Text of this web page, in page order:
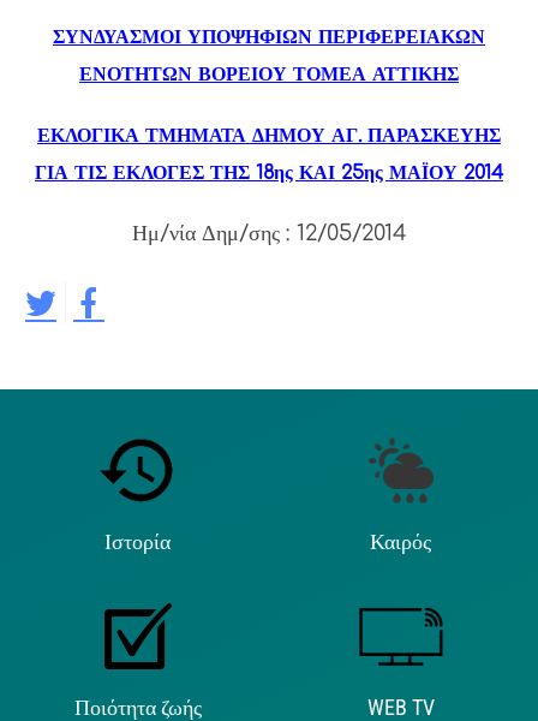
ΣΥΝΔΥΑΣΜΟΙ ΥΠΟΨΗΦΙΩΝ ΠΕΡΙΦΕΡΕΙΑΚΩΝ
ΕΝΟΤΗΤΩΝ ΒΟΡΕΙΟΥ ΤΟΜΕΑ ΑΤΤΙΚΗΣ
ΕΚΛΟΓΙΚΑ ΤΜΗΜΑΤΑ ΔΗΜΟΥ ΑΓ. ΠΑΡΑΣΚΕΥΗΣ
ΓΙΑ ΤΙΣ ΕΚΛΟΓΕΣ ΤΗΣ 18ης ΚΑΙ 25ης ΜΑΪΟΥ 2014
Ημ/νία Δημ/σης : 12/05/2014
Ιστορία Καιρός
Ποιότητα ζωής WEB TV